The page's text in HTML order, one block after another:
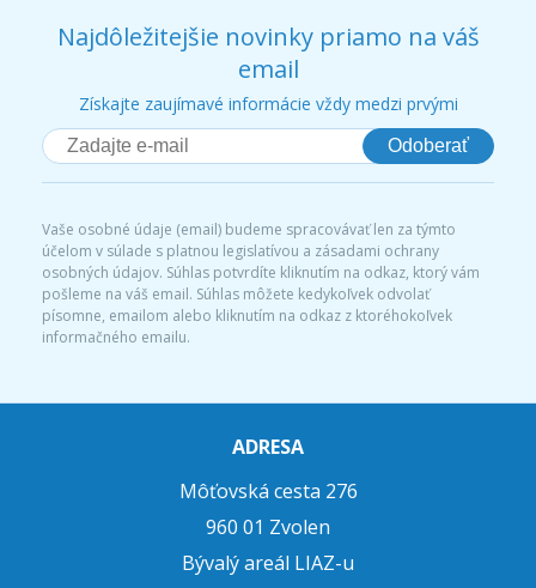
Najdôležitejšie novinky priamo na váš
email
Získajte zaujímavé informácie vždy medzi prvými
Odoberať
Vaše osobné údaje (email) budeme spracovávať len za týmto
účelom v súlade s platnou legislatívou a zásadami ochrany
osobných údajov. Súhlas potvrdíte kliknutím na odkaz, ktorý vám
pošleme na váš email. Súhlas môžete kedykoľvek odvolať
písomne, emailom alebo kliknutím na odkaz z ktoréhokoľvek
informačného emailu.
ADRESA
Môťovská cesta 276
960 01 Zvolen
Bývalý areál LIAZ-u